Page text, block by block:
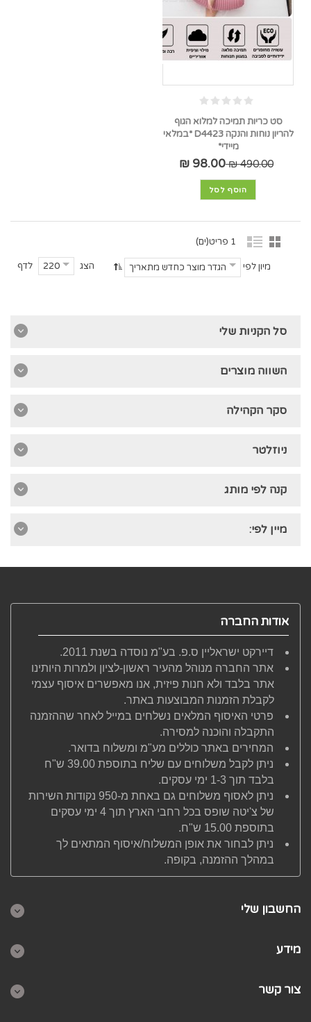
סט כריות תמיכה למלוא הגוף
להריון נוחות והנקה D4423 *במלאי
מיידי*
490.00 ₪
98.00 ₪
הוסף לסל
1 פריט(ים)
הצג 220 לדף מיון לפי הגדר מוצר כחדש מתאריך
סל הקניות שלי
השווה מוצרים
סקר הקהילה
ניוזלטר
קנה לפי מותג
מיין לפי:
אודות החברה
דיירקט ישראליין ס.פ. בע"מ נוסדה בשנת 2011.
אתר החברה מנוהל מהעיר ראשון-לציון ולמרות היותינו
אתר בלבד ולא חנות פיזית, אנו מאפשרים איסוף עצמי
לקבלת הזמנות המבוצעות באתר.
פרטי האיסוף המלאים נשלחים במייל לאחר שההזמנה
התקבלה והוכנה למסירה.
המחירים באתר כוללים מע"מ ומשלוח בדואר.
ניתן לקבל משלוחים עם שליח בתוספת 39.00 ש"ח
בלבד תוך 1-3 ימי עסקים.
ניתן לאסוף משלוחים גם באחת מ-950 נקודות השירות
של צ'יטה שופס בכל רחבי הארץ תוך 4 ימי עסקים
בתוספת 15.00 ש"ח.
ניתן לבחור את אופן המשלוח/איסוף המתאים לך
במהלך ההזמנה, בקופה.
החשבון שלי
מידע
צור קשר